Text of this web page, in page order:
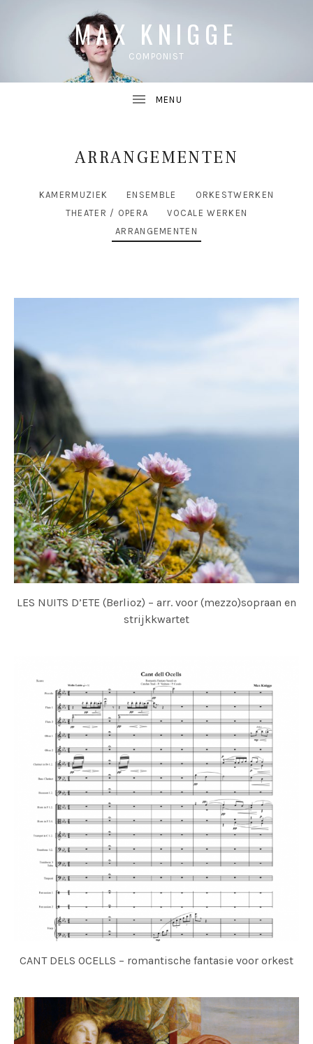
MAX KNIGGE
COMPONIST
ARRANGEMENTEN
CATEGORIE
KAMERMUZIEK ENSEMBLE
ORKESTWERKEN
THEATER / OPERA
VOCALE WERKEN
ARRANGEMENTEN
LES NUITS D’ETE (Berlioz) – arr. voor (mezzo)sopraan en
strijkkwartet
CANT DELS OCELLS – romantische fantasie voor orkest